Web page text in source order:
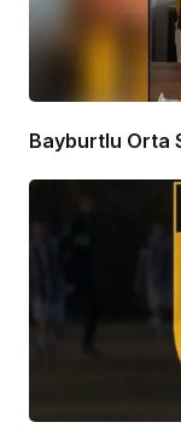
Bayburtlu Orta